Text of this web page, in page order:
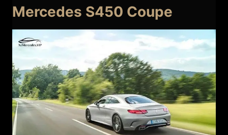
Mercedes S450 Coupe